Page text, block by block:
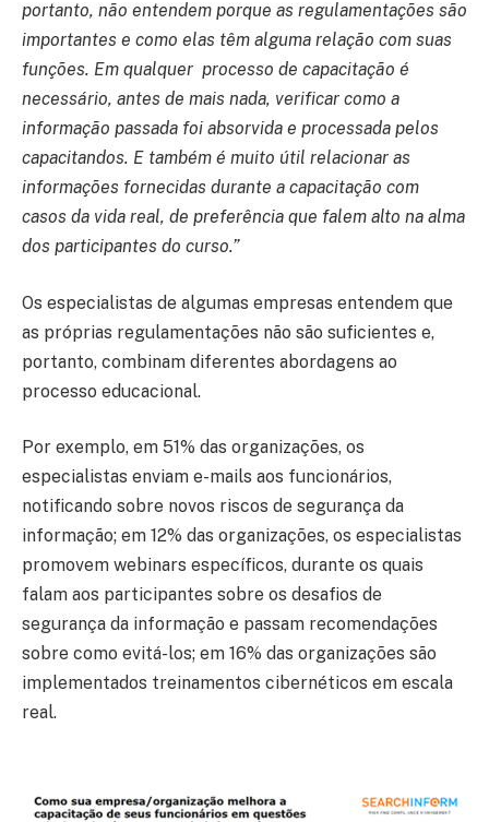
portanto, não entendem porque as regulamentações são
importantes e como elas têm alguma relação com suas
funções. Em qualquer processo de capacitação é
necessário, antes de mais nada, verificar como a
informação passada foi absorvida e processada pelos
capacitandos. E também é muito útil relacionar as
informações fornecidas durante a capacitação com
casos da vida real, de preferência que falem alto na alma
dos participantes do curso.”
Os especialistas de algumas empresas entendem que
as próprias regulamentações não são suficientes e,
portanto, combinam diferentes abordagens ao
processo educacional.
Por exemplo, em 51% das organizações, os
especialistas enviam e-mails aos funcionários,
notificando sobre novos riscos de segurança da
informação; em 12% das organizações, os especialistas
promovem webinars específicos, durante os quais
falam aos participantes sobre os desafios de
segurança da informação e passam recomendações
sobre como evitá-los; em 16% das organizações são
implementados treinamentos cibernéticos em escala
real.